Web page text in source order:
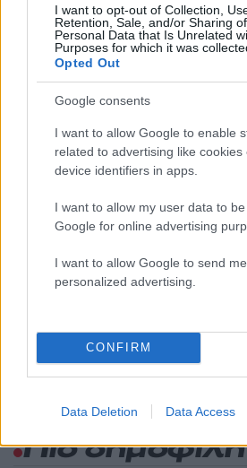
I want to opt-out of Collection,
Retention, Sale, and/or Sharing
Personal Data that Is Unrelated
Purposes for which it was
Opted Out
Google consents
I want to allow Google to enable
related to advertising like cookies
device identifiers in apps.
I want to allow my user data to
Google for online advertising
I want to allow Google to send me
personalized advertising.
CONFIRM
Data Deletion Data Access
Υποβολή
Όροι Χρήσης . Το site προστατεύεται από
Πολιτική Απορρήτου&Όροι Χρήσης
ΔΗΜΗΤΡΗΣ
Share:
τελευταία νέατης ημέρας
Πιο δημοφιλή